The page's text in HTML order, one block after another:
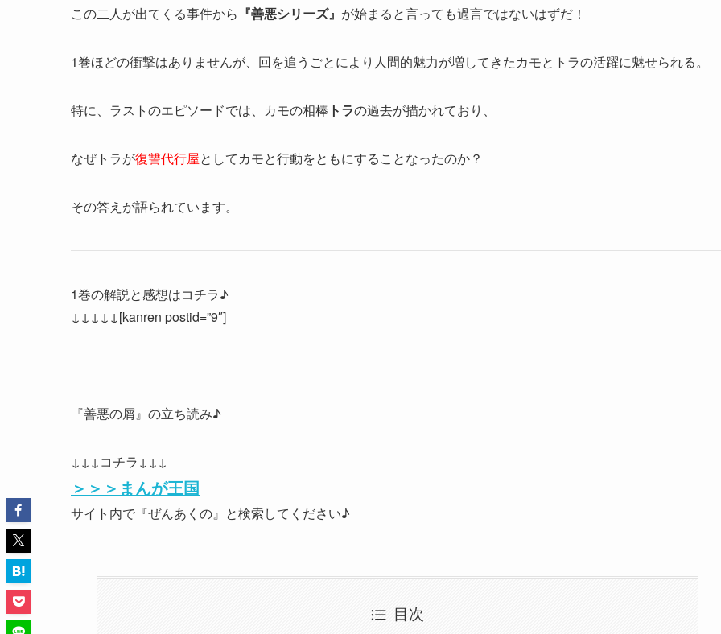
この二人が出てくる事件から 『善悪シリーズ』 が始まると言っても過言ではないはずだ！
1巻ほどの衝撃はありませんが、回を追うごとにより人間的魅力が増してきたカモとトラの活躍に魅せられる。
特に、ラストのエピソードでは、カモの相棒 トラの過去が描かれており、
なぜトラが復讐代行屋としてカモと行動をともにすることなったのか？
その答えが語られています。
1巻の解説と感想はコチラ♪
↓↓↓↓↓[kanren postid=”9″]
『善悪の屑』の立ち読み♪
↓↓↓コチラ↓↓↓
＞＞＞まんが王国
サイト内で『ぜんあくの』と検索してください♪
目次